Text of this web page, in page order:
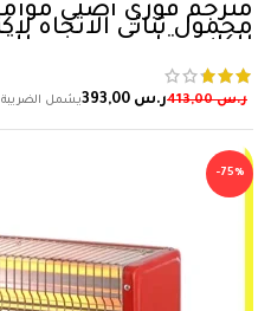
مترجم فوري اصلي
للكلام، قاموس جيب
ر.س413,00 ر.س
-75%